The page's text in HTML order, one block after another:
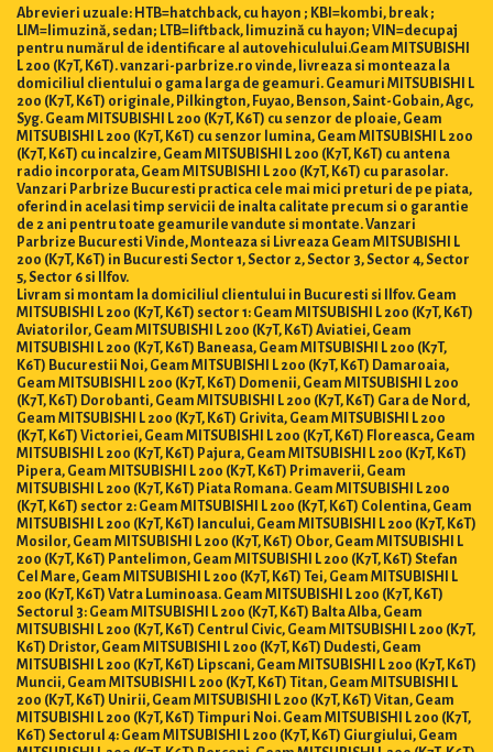
Abrevieri uzuale: HTB=hatchback, cu hayon ; KBI=kombi, break ;
LIM=limuzină, sedan; LTB=liftback, limuzină cu hayon; VIN=decupaj
pentru numărul de identificare al autovehiculului.Geam MITSUBISHI
L 200 (K7T, K6T). vanzari-parbrize.ro vinde, livreaza si monteaza la
domiciliul clientului o gama larga de geamuri. Geamuri MITSUBISHI L
200 (K7T, K6T) originale, Pilkington, Fuyao, Benson, Saint-Gobain, Agc,
Syg. Geam MITSUBISHI L 200 (K7T, K6T) cu senzor de ploaie, Geam
MITSUBISHI L 200 (K7T, K6T) cu senzor lumina, Geam MITSUBISHI L 200
(K7T, K6T) cu incalzire, Geam MITSUBISHI L 200 (K7T, K6T) cu antena
radio incorporata, Geam MITSUBISHI L 200 (K7T, K6T) cu parasolar.
Vanzari Parbrize Bucuresti practica cele mai mici preturi de pe piata,
oferind in acelasi timp servicii de inalta calitate precum si o garantie
de 2 ani pentru toate geamurile vandute si montate. Vanzari
Parbrize Bucuresti Vinde, Monteaza si Livreaza Geam MITSUBISHI L
200 (K7T, K6T) in Bucuresti Sector 1, Sector 2, Sector 3, Sector 4, Sector
5, Sector 6 si Ilfov.
Livram si montam la domiciliul clientului in Bucuresti si Ilfov. Geam
MITSUBISHI L 200 (K7T, K6T) sector 1: Geam MITSUBISHI L 200 (K7T, K6T)
Aviatorilor, Geam MITSUBISHI L 200 (K7T, K6T) Aviatiei, Geam
MITSUBISHI L 200 (K7T, K6T) Baneasa, Geam MITSUBISHI L 200 (K7T,
K6T) Bucurestii Noi, Geam MITSUBISHI L 200 (K7T, K6T) Damaroaia,
Geam MITSUBISHI L 200 (K7T, K6T) Domenii, Geam MITSUBISHI L 200
(K7T, K6T) Dorobanti, Geam MITSUBISHI L 200 (K7T, K6T) Gara de Nord,
Geam MITSUBISHI L 200 (K7T, K6T) Grivita, Geam MITSUBISHI L 200
(K7T, K6T) Victoriei, Geam MITSUBISHI L 200 (K7T, K6T) Floreasca, Geam
MITSUBISHI L 200 (K7T, K6T) Pajura, Geam MITSUBISHI L 200 (K7T, K6T)
Pipera, Geam MITSUBISHI L 200 (K7T, K6T) Primaverii, Geam
MITSUBISHI L 200 (K7T, K6T) Piata Romana. Geam MITSUBISHI L 200
(K7T, K6T) sector 2: Geam MITSUBISHI L 200 (K7T, K6T) Colentina, Geam
MITSUBISHI L 200 (K7T, K6T) Iancului, Geam MITSUBISHI L 200 (K7T, K6T)
Mosilor, Geam MITSUBISHI L 200 (K7T, K6T) Obor, Geam MITSUBISHI L
200 (K7T, K6T) Pantelimon, Geam MITSUBISHI L 200 (K7T, K6T) Stefan
Cel Mare, Geam MITSUBISHI L 200 (K7T, K6T) Tei, Geam MITSUBISHI L
200 (K7T, K6T) Vatra Luminoasa. Geam MITSUBISHI L 200 (K7T, K6T)
Sectorul 3: Geam MITSUBISHI L 200 (K7T, K6T) Balta Alba, Geam
MITSUBISHI L 200 (K7T, K6T) Centrul Civic, Geam MITSUBISHI L 200 (K7T,
K6T) Dristor, Geam MITSUBISHI L 200 (K7T, K6T) Dudesti, Geam
MITSUBISHI L 200 (K7T, K6T) Lipscani, Geam MITSUBISHI L 200 (K7T, K6T)
Muncii, Geam MITSUBISHI L 200 (K7T, K6T) Titan, Geam MITSUBISHI L
200 (K7T, K6T) Unirii, Geam MITSUBISHI L 200 (K7T, K6T) Vitan, Geam
MITSUBISHI L 200 (K7T, K6T) Timpuri Noi. Geam MITSUBISHI L 200 (K7T,
K6T) Sectorul 4: Geam MITSUBISHI L 200 (K7T, K6T) Giurgiului, Geam